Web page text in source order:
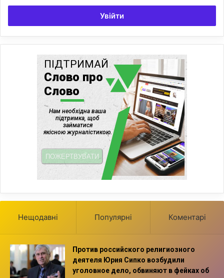
Увійти
Нещодавні Популярні Коментарі
Против российского религиозного
деятеля Юрия Сипко возбудили
уголовное дело, обвиняют в фейках об